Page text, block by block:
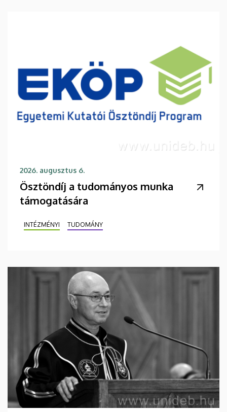
2026. augusztus 6.
Ösztöndíj a tudományos munka
támogatására
INTÉZMÉNYI TUDOMÁNY